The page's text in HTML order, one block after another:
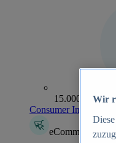
15.000+
Consumer Insights
eCommerce
Wir